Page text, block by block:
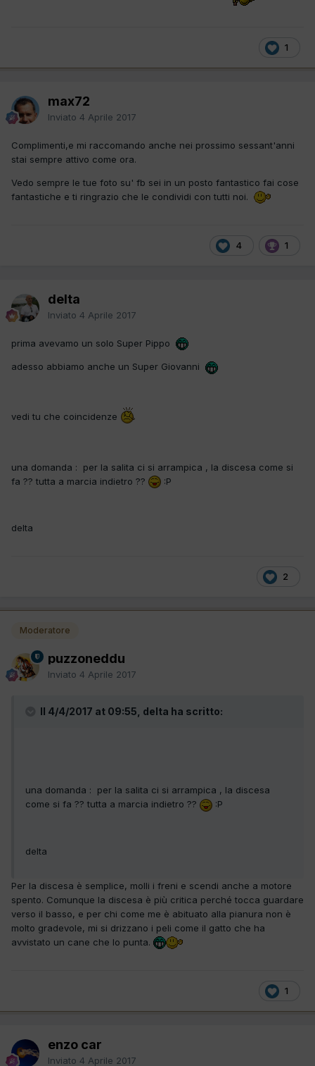
1
max72
Inviato 4 Aprile 2017
Complimenti,e mi raccomando anche nei prossimo sessant'anni
stai sempre attivo come ora.
Vedo sempre le tue foto su' fb sei in un posto fantastico fai cose
fantastiche e ti ringrazio che le condividi con tutti noi.
4 1
delta
Inviato 4 Aprile 2017
prima avevamo un solo Super Pippo
adesso abbiamo anche un Super Giovanni
vedi tu che coincidenze
una domanda : per la salita ci si arrampica , la discesa come si
fa ?? tutta a marcia indietro ??
:P
delta
2
Moderatore
puzzoneddu
Inviato 4 Aprile 2017
Il 4/4/2017 at 09:55, delta ha scritto:
una domanda : per la salita ci si arrampica , la discesa
come si fa ?? tutta a marcia indietro ??
:P
delta
Per la discesa è semplice, molli i freni e scendi anche a motore
spento. Comunque la discesa è più critica perché tocca guardare
verso il basso, e per chi come me è abituato alla pianura non è
molto gradevole, mi si drizzano i peli come il gatto che ha
avvistato un cane che lo punta.
1
enzo car
Inviato 4 Aprile 2017